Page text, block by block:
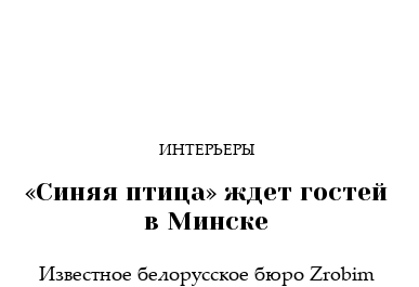
ИНТЕРЬЕРЫ
«Синяя птица» ждет гостей
в Минске
Известное белорусское бюро Zrobim